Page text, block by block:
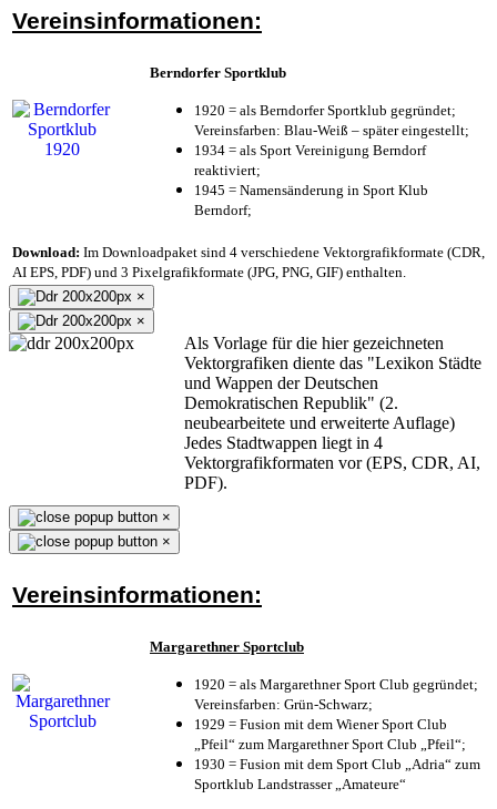
Vereinsinformationen:
Berndorfer Sportklub
1920 = als Berndorfer Sportklub gegründet;
Vereinsfarben: Blau-Weiß – später eingestellt;
1934 = als Sport Vereinigung Berndorf
reaktiviert;
1945 = Namensänderung in Sport Klub
Berndorf;
Download: Im Downloadpaket sind 4 verschiedene Vektorgrafikformate (CDR,
AI EPS, PDF) und 3 Pixelgrafikformate (JPG, PNG, GIF) enthalten.
×
×
Als Vorlage für die hier gezeichneten
Vektorgrafiken diente das "Lexikon Städte
und Wappen der Deutschen
Demokratischen Republik" (2.
neubearbeitete und erweiterte Auflage)
Jedes Stadtwappen liegt in 4
Vektorgrafikformaten vor (EPS, CDR, AI,
PDF).
×
×
Vereinsinformationen:
Margarethner Sportclub
1920 = als Margarethner Sport Club gegründet;
Vereinsfarben: Grün-Schwarz;
1929 = Fusion mit dem Wiener Sport Club
„Pfeil“ zum Margarethner Sport Club „Pfeil“;
1930 = Fusion mit dem Sport Club „Adria“ zum
Sportklub Landstrasser „Amateure“